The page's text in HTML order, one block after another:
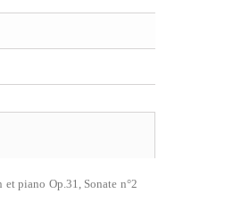
piano Op.31, Sonate n°2